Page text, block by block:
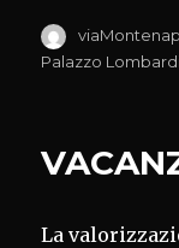
Autore
Palazzo
La